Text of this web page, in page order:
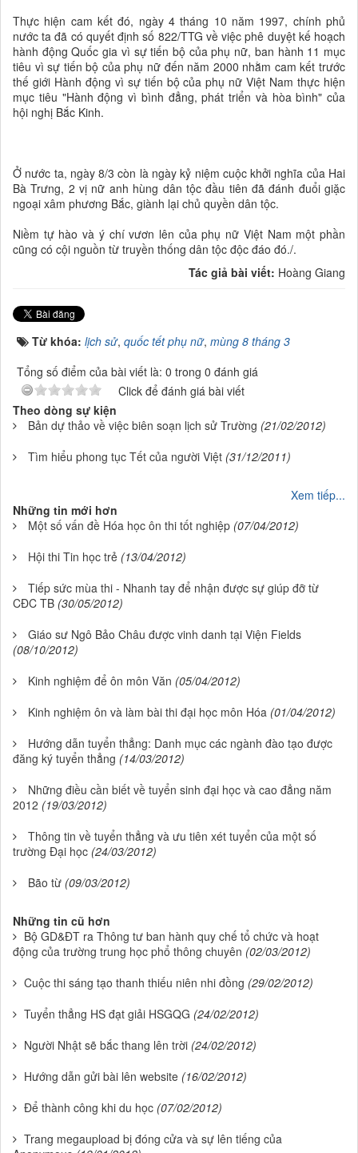
Thực hiện cam kết đó, ngày 4 tháng 10 năm 1997, chính phủ
nước ta đã có quyết định số 822/TTG về việc phê duyệt kế hoạch
hành động Quốc gia vì sự tiến bộ của phụ nữ, ban hành 11 mục
tiêu vì sự tiến bộ của phụ nữ đến năm 2000 nhằm cam kết trước
thế giới Hành động vì sự tiến bộ của phụ nữ Việt Nam thực hiện
mục tiêu "Hành động vì bình đẳng, phát triển và hòa bình" của
hội nghị Bắc Kinh.
Ở nước ta, ngày 8/3 còn là ngày kỷ niệm cuộc khởi nghĩa của Hai
Bà Trưng, 2 vị nữ anh hùng dân tộc đầu tiên đã đánh đuổi giặc
ngoại xâm phương Bắc, giành lại chủ quyền dân tộc.
Niềm tự hào và ý chí vươn lên của phụ nữ Việt Nam một phần
cũng có cội nguồn từ truyền thống dân tộc độc đáo đó./.
Tác giả bài viết: Hoàng Giang
Từ khóa: lịch sử, quốc tết phụ nữ, mùng 8 tháng 3
Tổng số điểm của bài viết là: 0 trong 0 đánh giá
Click để đánh giá bài viết
Theo dòng sự kiện
Bản dự thảo về việc biên soạn lịch sử Trường (21/02/2012)
Tìm hiểu phong tục Tết của người Việt (31/12/2011)
Xem tiếp...
Những tin mới hơn
Một số vấn đề Hóa học ôn thi tốt nghiệp (07/04/2012)
Hội thi Tin học trẻ (13/04/2012)
Tiếp sức mùa thi - Nhanh tay để nhận được sự giúp đỡ từ
CĐC TB (30/05/2012)
Giáo sư Ngô Bảo Châu được vinh danh tại Viện Fields
(08/10/2012)
Kinh nghiệm để ôn môn Văn (05/04/2012)
Kinh nghiệm ôn và làm bài thi đại học môn Hóa (01/04/2012)
Hướng dẫn tuyển thẳng: Danh mục các ngành đào tạo được
đăng ký tuyển thẳng (14/03/2012)
Những điều cần biết về tuyển sinh đại học và cao đẳng năm
2012 (19/03/2012)
Thông tin về tuyển thẳng và ưu tiên xét tuyển của một số
trường Đại học (24/03/2012)
Bão từ (09/03/2012)
Những tin cũ hơn
Bộ GD&ĐT ra Thông tư ban hành quy chế tổ chức và hoạt
động của trường trung học phổ thông chuyên (02/03/2012)
Cuộc thi sáng tạo thanh thiếu niên nhi đồng (29/02/2012)
Tuyển thẳng HS đạt giải HSGQG (24/02/2012)
Người Nhật sẽ bắc thang lên trời (24/02/2012)
Hướng dẫn gửi bài lên website (16/02/2012)
Để thành công khi du học (07/02/2012)
Trang megaupload bị đóng cửa và sự lên tiếng của